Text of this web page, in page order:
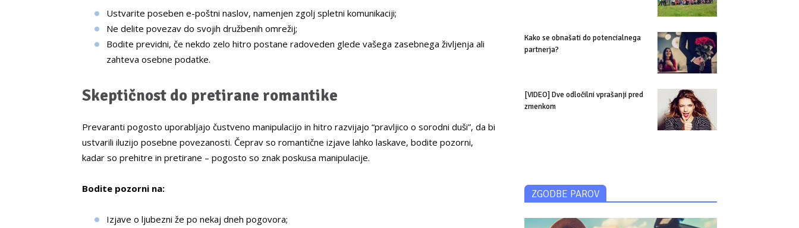
Ustvarite poseben e-poštni naslov, namenjen zgolj spletni komunikaciji;
Ne delite povezav do svojih družbenih omrežij;
Bodite previdni, če nekdo zelo hitro postane radoveden glede vašega zasebnega življenja ali
zahteva osebne podatke.
Skeptičnost do pretirane romantike
Prevaranti pogosto uporabljajo čustveno manipulacijo in hitro razvijajo “pravljico o sorodni duši”, da bi
ustvarili iluzijo posebne povezanosti. Čeprav so romantične izjave lahko laskave, bodite pozorni,
kadar so prehitre in pretirane – pogosto so znak poskusa manipulacije.
Bodite pozorni na:
Izjave o ljubezni že po nekaj dneh pogovora;
Kako se obnašati do potencialnega
partnerja?
[VIDEO] Dve odločilni vprašanji pred
zmenkom
ZGODBE PAROV